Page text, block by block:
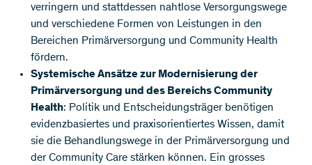
verringern und stattdessen nahtlose Versorgungswege
und verschiedene Formen von Leistungen in den
Bereichen Primärversorgung und Community Health
fördern.
Systemische Ansätze zur Modernisierung der
Primärversorgung und des Bereichs Community
Health: Politik und Entscheidungsträger benötigen
evidenzbasiertes und praxisorientiertes Wissen, damit
sie die Behandlungswege in der Primärversorgung und
der Community Care stärken können. Ein grosses